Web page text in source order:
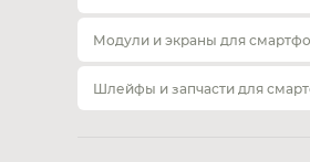
Модули и экраны для
Шлейфы и запчасти для